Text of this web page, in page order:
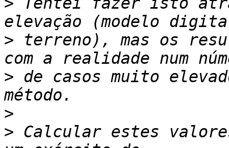
> terreno), mas os
> de casos muito
>
> Calcular estes